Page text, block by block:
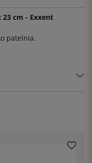
cm - Exxent
patelnia.